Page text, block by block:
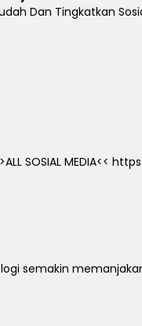
Dan Tingkatkan
>>ALL SOSIAL
semakin